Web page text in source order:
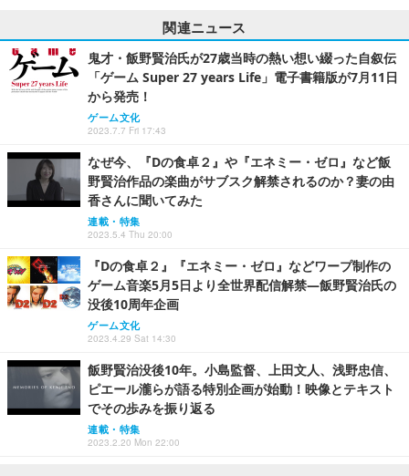
関連ニュース
鬼才・飯野賢治氏が27歳当時の熱い想い綴った自叙伝
「ゲーム Super 27 years Life」電子書籍版が7月11日
から発売！
ゲーム文化
2023.7.7 Fri 17:43
なぜ今、『Dの食卓２』や『エネミー・ゼロ』など飯
野賢治作品の楽曲がサブスク解禁されるのか？妻の由
香さんに聞いてみた
連載・特集
2023.5.4 Thu 20:00
『Dの食卓２』『エネミー・ゼロ』などワープ制作の
ゲーム音楽5月5日より全世界配信解禁―飯野賢治氏の
没後10周年企画
ゲーム文化
2023.4.29 Sat 14:30
飯野賢治没後10年。小島監督、上田文人、浅野忠信、
ピエール瀧らが語る特別企画が始動！映像とテキスト
でその歩みを振り返る
連載・特集
2023.2.20 Mon 22:00